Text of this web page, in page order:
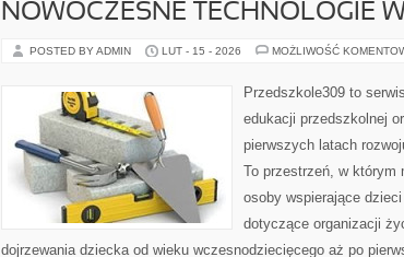
NOWOCZESNE TECHNOLOGIE
POSTED BY ADMIN LUT - 15 - 2026 MOŻLIWOŚĆ
Przedszkole309 to
edukacji przedszkolnej
pierwszych latach
To przestrzeń, w którym
osoby wspierające
dotyczące organizacji
dojrzewania dziecka od wieku wczesnodziecięcego aż po